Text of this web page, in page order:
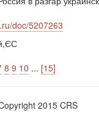
doc/5207263
8 9 10 ... [15]
2015 CRS